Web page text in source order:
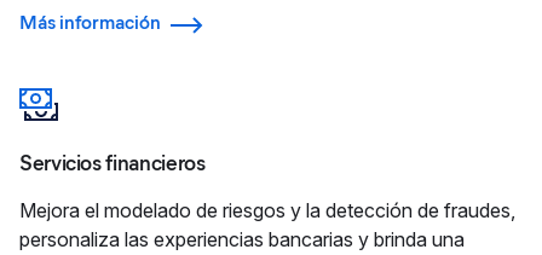
Más información
Servicios financieros
Mejora el modelado de riesgos y la detección de fraudes,
personaliza las experiencias bancarias y brinda una